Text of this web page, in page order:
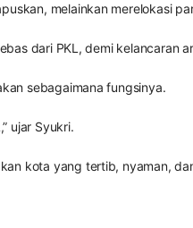
melainkan merelokasi
dari PKL, demi kelancaran
sebagaimana fungsinya.
ujar Syukri.
kota yang tertib, nyaman,